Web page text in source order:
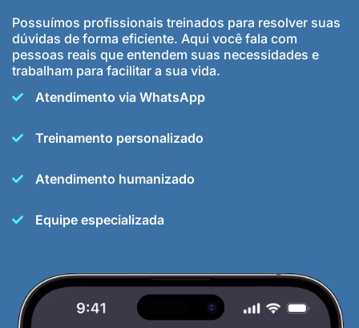
Possuímos profissionais treinados para resolver suas
dúvidas de forma eficiente. Aqui você fala com
pessoas reais que entendem suas necessidades e
trabalham para facilitar a sua vida.
Atendimento via WhatsApp
Treinamento personalizado
Atendimento humanizado
Equipe especializada